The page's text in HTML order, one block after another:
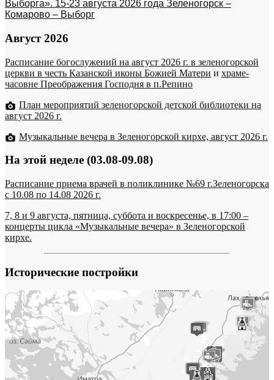
Выборга». 15-23 августа 2026 года Зеленогорск –
Комарово – Выборг
Август 2026
Расписание богослужений на август 2026 г. в зеленогорской
церкви в честь Казанской иконы Божией Матери и храме-
часовне Преображения Господня в п.Репино
План мероприятий зеленогорской детской библиотеки на
август 2026 г.
Музыкальные вечера в Зеленогорской кирхе, август 2026 г.
На этой неделе (03.08-09.08)
Расписание приема врачей в поликлинике №69 г.Зеленогорска
c 10.08 по 14.08 2026 г.
7, 8 и 9 августа, пятница, суббота и воскресенье, в 17:00 –
концерты цикла «Музыкальные вечера» в Зеленогорской
кирхе.
Исторические постройки